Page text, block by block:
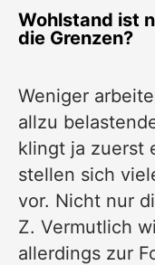
Wohlstand ist
die Grenzen?
Weniger
allzu
klingt ja zuerst
stellen sich
vor. Nicht nur
Z. Vermutlich
allerdings zur